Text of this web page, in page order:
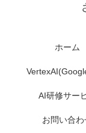
ホーム
AI研修サー
お問い合わ